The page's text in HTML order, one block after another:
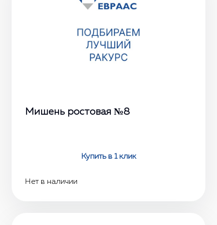
Мишень ростовая №8
Купить в 1 клик
Нет в наличии